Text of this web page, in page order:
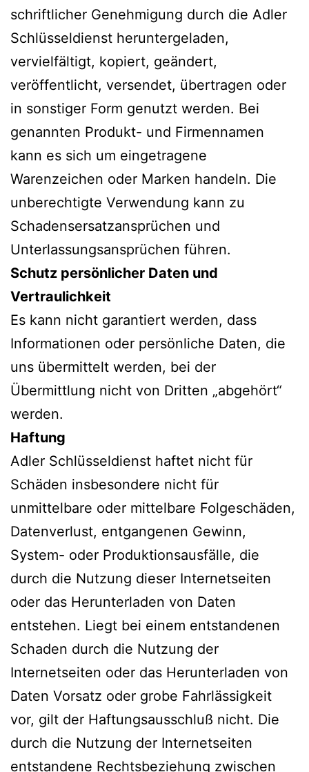
schriftlicher Genehmigung durch die Adler
Schlüsseldienst heruntergeladen,
vervielfältigt, kopiert, geändert,
veröffentlicht, versendet, übertragen oder
in sonstiger Form genutzt werden. Bei
genannten Produkt- und Firmennamen
kann es sich um eingetragene
Warenzeichen oder Marken handeln. Die
unberechtigte Verwendung kann zu
Schadensersatzansprüchen und
Unterlassungsansprüchen führen.
Schutz persönlicher Daten und
Vertraulichkeit
Es kann nicht garantiert werden, dass
Informationen oder persönliche Daten, die
uns übermittelt werden, bei der
Übermittlung nicht von Dritten „abgehört“
werden.
Haftung
Adler Schlüsseldienst haftet nicht für
Schäden insbesondere nicht für
unmittelbare oder mittelbare Folgeschäden,
Datenverlust, entgangenen Gewinn,
System- oder Produktionsausfälle, die
durch die Nutzung dieser Internetseiten
oder das Herunterladen von Daten
entstehen. Liegt bei einem entstandenen
Schaden durch die Nutzung der
Internetseiten oder das Herunterladen von
Daten Vorsatz oder grobe Fahrlässigkeit
vor, gilt der Haftungsausschluß nicht. Die
durch die Nutzung der Internetseiten
entstandene Rechtsbeziehung zwischen